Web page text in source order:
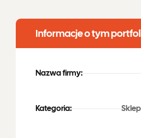
Informacje o tym
Nazwa firmy:
Kategoria: